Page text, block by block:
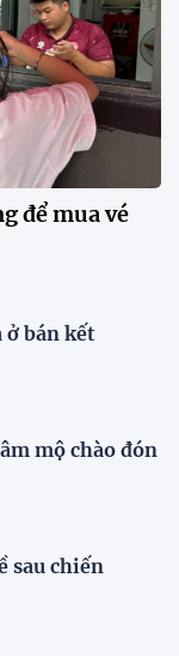
trick, tuyển
đậm Timor
Cup 2026
trò HLV Kim